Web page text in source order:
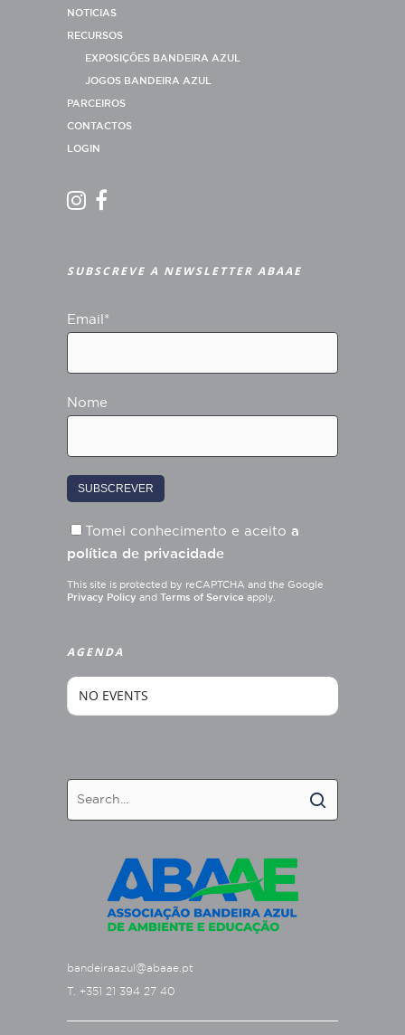
NOTICIAS
RECURSOS
EXPOSIÇÕES BANDEIRA AZUL
JOGOS BANDEIRA AZUL
PARCEIROS
CONTACTOS
LOGIN
SUBSCREVE A NEWSLETTER ABAAE
Email*
Nome
Tomei conhecimento e aceito a
política de privacidade
This site is protected by reCAPTCHA and the Google
Privacy Policy and Terms of Service apply.
AGENDA
NO EVENTS
bandeiraazul@abaae.pt
T. +351 21 394 27 40